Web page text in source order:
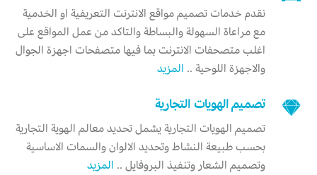
نقدم خدمات تصميم مواقع الانترنت التعريفية او الخدمية
مع مراعاة السهولة والبساطة والتاكد من عمل المواقع على
اغلب متصحفات الانترنت بما فيها متصفحات اجهزة الجوال
والاجهزة اللوحية .. المزيد
تصميم الهويات التجارية
تصميم الهويات التجارية يشمل تحديد معالم الهوية التجارية
بحسب طبيعة النشاط وتحديد الالوان والسمات الاساسية
وتصميم الشعار وتنفيذ البروفايل .. المزيد